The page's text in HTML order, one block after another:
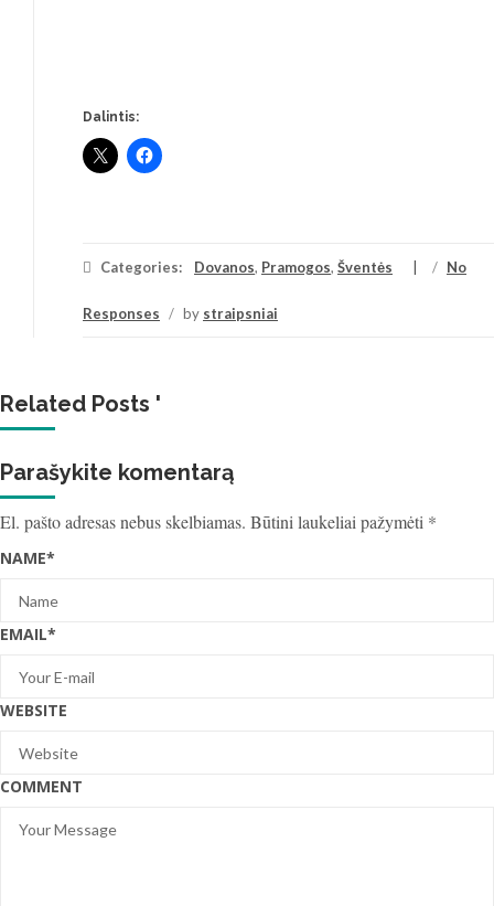
Dalintis:
Categories: Dovanos, Pramogos, Šventės / No
Responses / by straipsniai
Related Posts '
Parašykite komentarą
El. pašto adresas nebus skelbiamas. Būtini laukeliai pažymėti *
NAME*
EMAIL*
WEBSITE
COMMENT